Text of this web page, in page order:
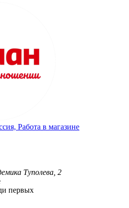
Работа в магазине
Туполева, 2
первых